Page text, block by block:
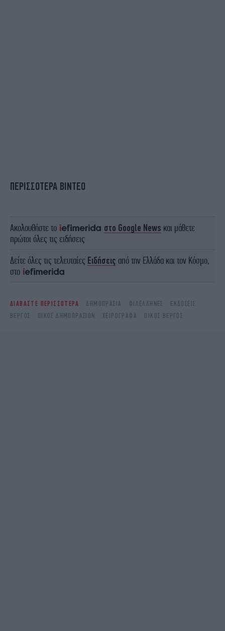
ΠΕΡΙΣΣΟΤΕΡΑ ΒΙΝΤΕΟ
Ακολουθήστε το στο Google News και μάθετε
πρώτοι όλες τις ειδήσεις
Δείτε όλες τις τελευταίες Ειδήσεις από την Ελλάδα και τον Κόσμο,
στο
ΔΙΑΒΑΣΤΕ ΠΕΡΙΣΣΟΤΕΡΑ ΔΗΜΟΠΡΑΣΊΑ ΦΙΛΈΛΛΗΝΕΣ
ΕΚΔΌΣΕΙΣ
ΒΕΡΓΟΣ
ΟΊΚΟΣ ΔΗΜΟΠΡΑΣΙΏΝ ΧΕΙΡΌΓΡΑΦΑ ΟΊΚΟΣ ΒΈΡΓΟΣ